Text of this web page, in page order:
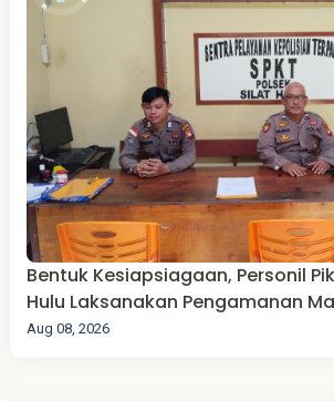
Bentuk Kesiapsiagaan, Personil
Hulu Laksanakan Pengamanan
Aug 08, 2026